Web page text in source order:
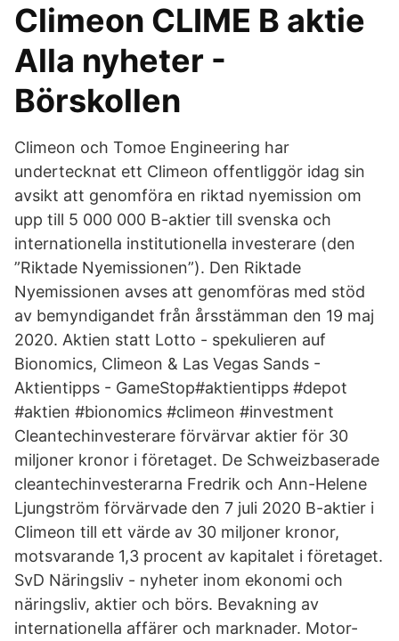
Climeon CLIME B aktie
Alla nyheter -
Börskollen
Climeon och Tomoe Engineering har
undertecknat ett Climeon offentliggör idag sin
avsikt att genomföra en riktad nyemission om
upp till 5 000 000 B-aktier till svenska och
internationella institutionella investerare (den
”Riktade Nyemissionen”). Den Riktade
Nyemissionen avses att genomföras med stöd
av bemyndigandet från årsstämman den 19 maj
2020. Aktien statt Lotto - spekulieren auf
Bionomics, Climeon & Las Vegas Sands -
Aktientipps - GameStop#aktientipps #depot
#aktien #bionomics #climeon #investment
Cleantechinvesterare förvärvar aktier för 30
miljoner kronor i företaget. De Schweizbaserade
cleantechinvesterarna Fredrik och Ann-Helene
Ljungström förvärvade den 7 juli 2020 B-aktier i
Climeon till ett värde av 30 miljoner kronor,
motsvarande 1,3 procent av kapitalet i företaget.
SvD Näringsliv - nyheter inom ekonomi och
näringsliv, aktier och börs. Bevakning av
internationella affärer och marknader. Motor-